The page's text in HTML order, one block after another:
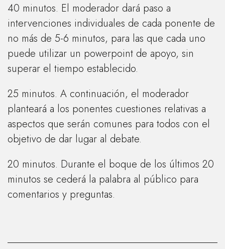
40 minutos. El moderador dará paso a
intervenciones individuales de cada ponente de
no más de 5-6 minutos, para las que cada uno
puede utilizar un powerpoint de apoyo, sin
superar el tiempo establecido.
25 minutos. A continuación, el moderador
planteará a los ponentes cuestiones relativas a
aspectos que serán comunes para todos con el
objetivo de dar lugar al debate.
20 minutos. Durante el boque de los últimos 20
minutos se cederá la palabra al público para
comentarios y preguntas.